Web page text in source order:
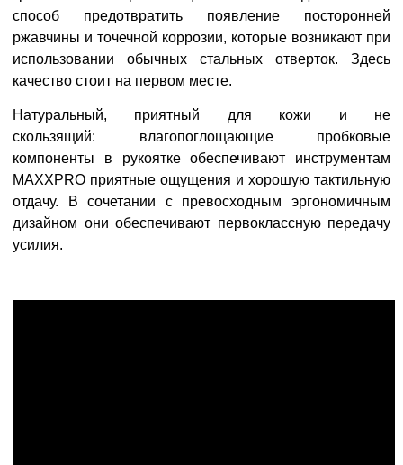
способ предотвратить появление посторонней
ржавчины и точечной коррозии, которые возникают при
использовании обычных стальных отверток. Здесь
качество стоит на первом месте.
Натуральный, приятный для кожи и не
скользящий: влагопоглощающие пробковые
компоненты в рукоятке обеспечивают инструментам
MAXXPRO приятные ощущения и хорошую тактильную
отдачу. В сочетании с превосходным эргономичным
дизайном они обеспечивают первоклассную передачу
усилия.